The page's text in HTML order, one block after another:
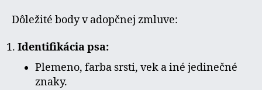
Dôležité body v adopčnej zmluve:
Identifikácia psa:
Plemeno, farba srsti, vek a iné jedinečné
znaky.